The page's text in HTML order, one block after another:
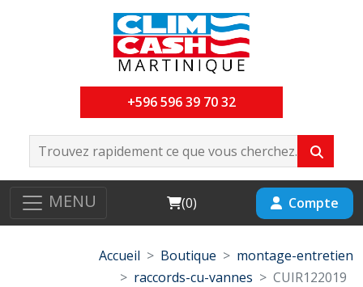
+596 596 39 70 32
MENU Cart
(0) Compte
Accueil Boutique
montage-entretien
raccords-cu-vannes
CUIR122019